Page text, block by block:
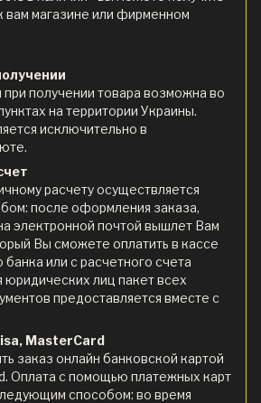
вам магазине или фирменном
получении товара возможна во
на территории Украины.
исключительно в
расчету осуществляется
после оформления заказа,
электронной почтой вышлет Вам
Вы сможете оплатить в кассе
или с расчетного счета
лиц пакет всех
предоставляется вместе с
MasterCard
заказ онлайн банковской картой
Оплата с помощью платежных карт
способом: во время